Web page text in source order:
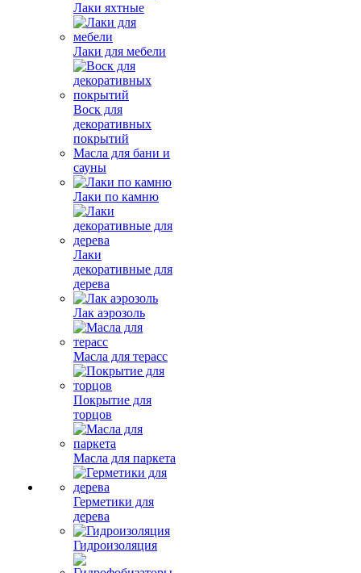
Лаки яхтные
Лаки для мебели
Воск для
декоративных
покрытий
Масла для бани и
сауны
Лаки по камню
Лаки
декоративные для
дерева
Лак аэрозоль
Масла для терасс
Покрытие для
торцов
Масла для паркета
Герметики для
дерева
Гидроизоляция